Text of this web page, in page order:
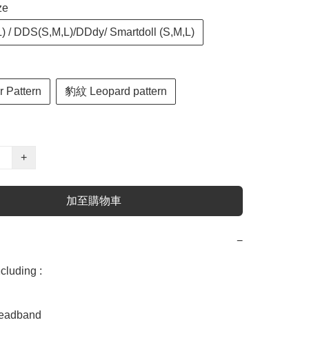
/ DDS(S,M,L)/DDdy/ Smartdoll (S,M,L)
Pattern 豹紋 Leopard pattern
+
加至購物車
−
: